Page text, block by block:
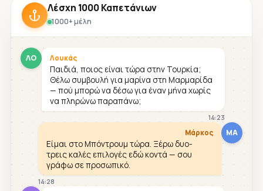
Λέσχη 1000 Καπετάνιων
1000+ μέλη
ΛΟ Λουκάς
Παιδιά, ποιος είναι τώρα στην Τουρκία;
Θέλω συμβουλή για μαρίνα στη Μαρμαρίδα
— πού μπορώ να δέσω για έναν μήνα χωρίς
να πληρώνω παραπάνω;
14:23
ΜΑ
Μάρκος
Είμαι στο Μπόντρουμ τώρα. Ξέρω δυο-
τρεις καλές επιλογές εδώ κοντά — σου
γράφω σε προσωπικό.
14:28